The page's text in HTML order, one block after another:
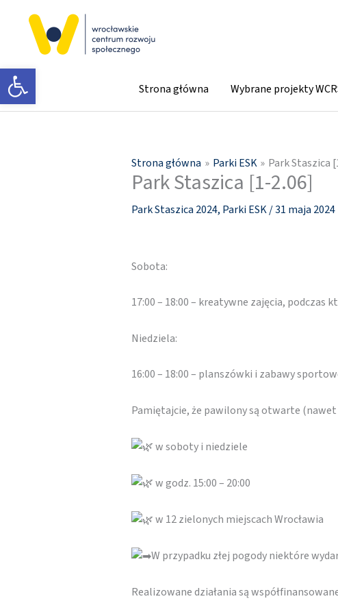
Otwórz pasek narzędzi Strona główna Wybrane projekty
Strona główna Parki ESK Park Staszica
Park Staszica [1-2.06]
Park Staszica 2024, Parki ESK/31 maja 2024
Sobota:
17:00 – 18:00 – kreatywne zajęcia, podczas
Niedziela:
16:00 – 18:00 – planszówki i zabawy
Pamiętajcie, że pawilony są otwarte
w soboty i niedziele
w godz. 15:00 – 20:00
w 12 zielonych miejscach Wrocławia
W przypadku złej pogody niektóre
Realizowane działania są